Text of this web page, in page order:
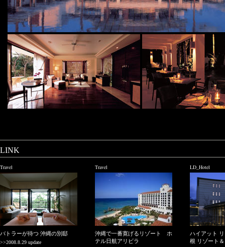
LINK
Travel
バトラーが待つ 沖縄の別邸
>>2008.8.29 update
Travel
沖縄で一番寛げるリゾート ホ
テル日航アリビラ
LD_Hotel
ハイアット
根 リゾート